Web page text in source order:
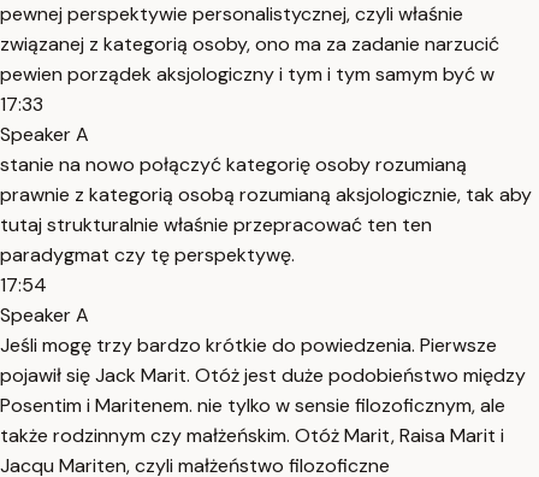
pewnej perspektywie personalistycznej, czyli właśnie
związanej z kategorią osoby, ono ma za zadanie narzucić
pewien porządek aksjologiczny i tym i tym samym być w
17:33
Speaker A
stanie na nowo połączyć kategorię osoby rozumianą
prawnie z kategorią osobą rozumianą aksjologicznie, tak aby
tutaj strukturalnie właśnie przepracować ten ten
paradygmat czy tę perspektywę.
17:54
Speaker A
Jeśli mogę trzy bardzo krótkie do powiedzenia. Pierwsze
pojawił się Jack Marit. Otóż jest duże podobieństwo między
Posentim i Maritenem. nie tylko w sensie filozoficznym, ale
także rodzinnym czy małżeńskim. Otóż Marit, Raisa Marit i
Jacqu Mariten, czyli małżeństwo filozoficzne